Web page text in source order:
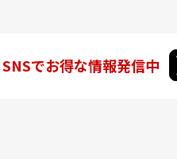
SNSでお得な情報発信中